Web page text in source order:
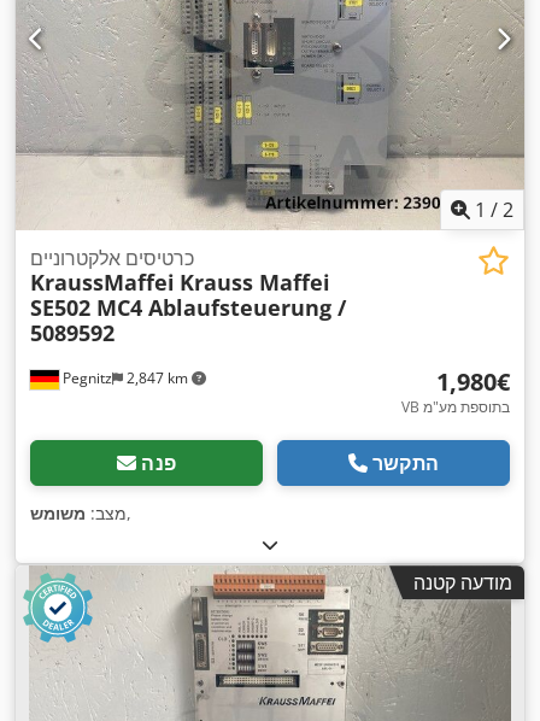
1 /2
Pegnitz 2,847 km
כרטיסים אלקטרוניים
KraussMaffei Krauss Maffei
SE502 MC4 Ablaufsteuerung /
5089592
‏1,980 ‏€
VB בתוספת מע"מ
פנה התקשר
מצב: משומש ,
מודעה קטנה